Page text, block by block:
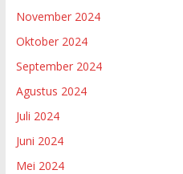
November 2024
Oktober 2024
September 2024
Agustus 2024
Juli 2024
Juni 2024
Mei 2024